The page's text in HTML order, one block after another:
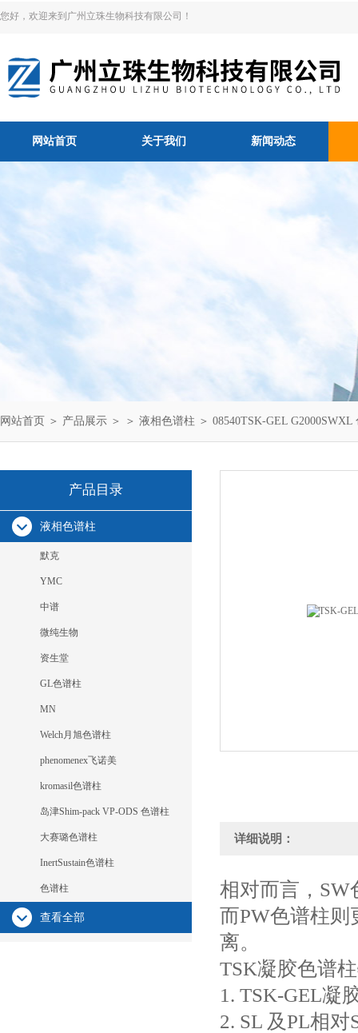
您好，欢迎来到广州立珠生物科技有限公司！
网站首页 关于我们 新闻动态
网站首页 ＞ 产品展示 ＞ ＞ 液相色谱柱 ＞ 08540TSK-GEL G2000SWXL
产品目录
液相色谱柱
默克
YMC
中谱
微纯生物
资生堂
GL色谱柱
MN
Welch月旭色谱柱
phenomenex飞诺美
kromasil色谱柱
岛津Shim-pack VP-ODS 色谱柱
大赛璐色谱柱
InertSustain色谱柱
色谱柱
查看全部
详细说明：
相对而言，
而PW色谱柱
离。
TSK凝胶色谱
1. TSK-GEL凝
2. SL 及PL相